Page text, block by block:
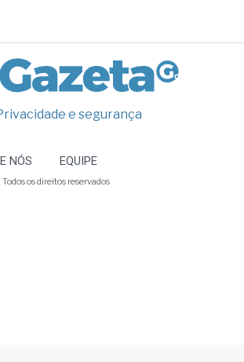
e segurança
NÓS EQUIPE
os direitos reservados